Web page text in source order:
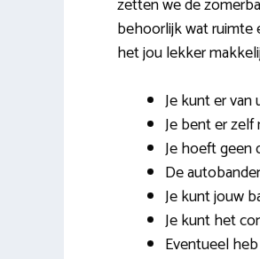
behoorlijk wat ruimte
het jou lekker
Je kunt er
Je bent er
Je hoeft geen
De
Je kunt jouw
Je kunt het
Eventueel